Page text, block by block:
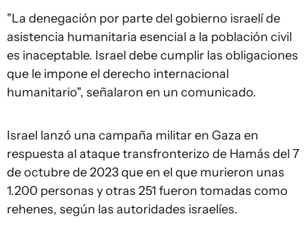
"La denegación por parte del gobierno israelí de
asistencia humanitaria esencial a la población civil
es inaceptable. Israel debe cumplir las obligaciones
que le impone el derecho internacional
humanitario", señalaron en un comunicado.
Israel lanzó una campaña militar en Gaza en
respuesta al ataque transfronterizo de Hamás del 7
de octubre de 2023 que en el que murieron unas
1.200 personas y otras 251 fueron tomadas como
rehenes, según las autoridades israelíes.